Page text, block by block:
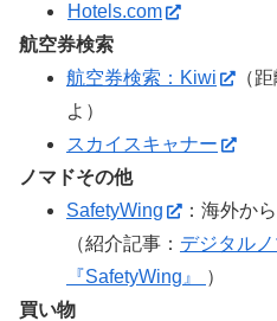
Hotels.com
航空券検索
航空券検索：Kiwi
（
よ）
スカイスキャナー
ノマドその他
SafetyWing
：海外か
（紹介記事： デジタル
『SafetyWing』
）
買い物